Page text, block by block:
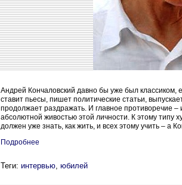
Андрей Кончаловский давно бы уже был
ставит пьесы, пишет политические статьи,
продолжает раздражать. И главное противоречие
абсолютной живостью этой личности. К этому типу
должен уже знать, как жить, и всех этому учить – а
Подробнее
Теги: интервью, юбилей